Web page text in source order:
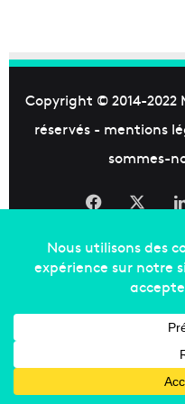
Copyright © 2014-2022
réservés - mentions
sommes-
Facebook